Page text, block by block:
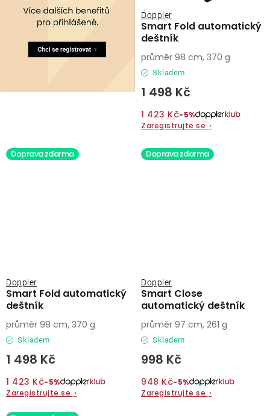
Smart Fold automatický
deštník
Doppler
Skladem
1 498 Kč
1 423 Kč−5%
Zaregistrujte se ›
průměr 98 cm, 370 g
Doprava zdarma
Smart Fold automatický
deštník
Doppler
Skladem
1 498 Kč
1 423 Kč−5%
Zaregistrujte se ›
průměr 98 cm, 370 g
Doprava zdarma
Smart Close
automatický deštník
Doppler
Skladem
998 Kč
948 Kč−5%
Zaregistrujte se ›
průměr 97 cm, 261 g